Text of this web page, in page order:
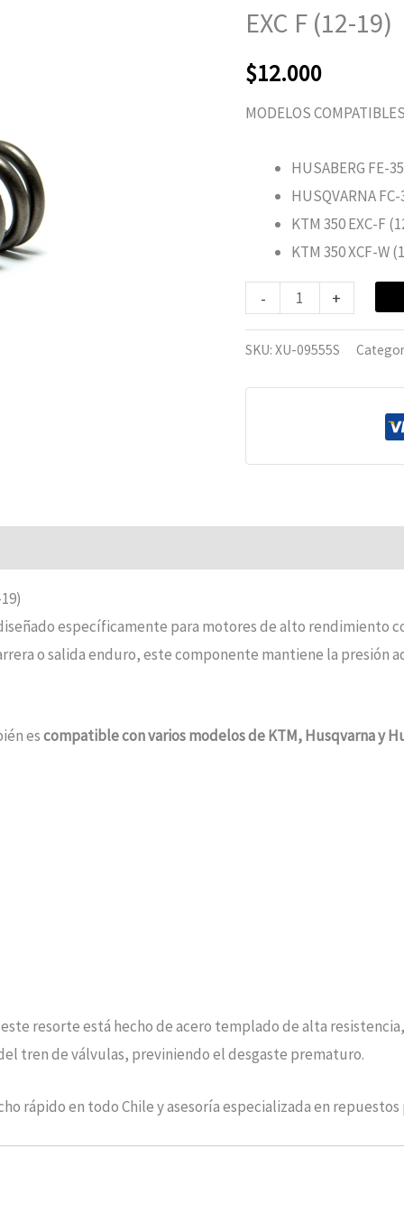
EXC F (12-19)
$12.000
MODELOS
HUSABERG FE-
HUSQVARNA
KTM 350 EXC-F
KTM 350 XCF-W
-
EXC
(12-
19)
+
SKU: XU-09555S
específicamente para motores de alto rendimiento
o salida enduro, este componente mantiene la presión
escompatible con varios modelos de KTM, Husqvarna y
resorte está hecho de acero templado de alta
tren de válvulas, previniendo el desgaste prematuro.
rápido en todo Chile y asesoría especializada en